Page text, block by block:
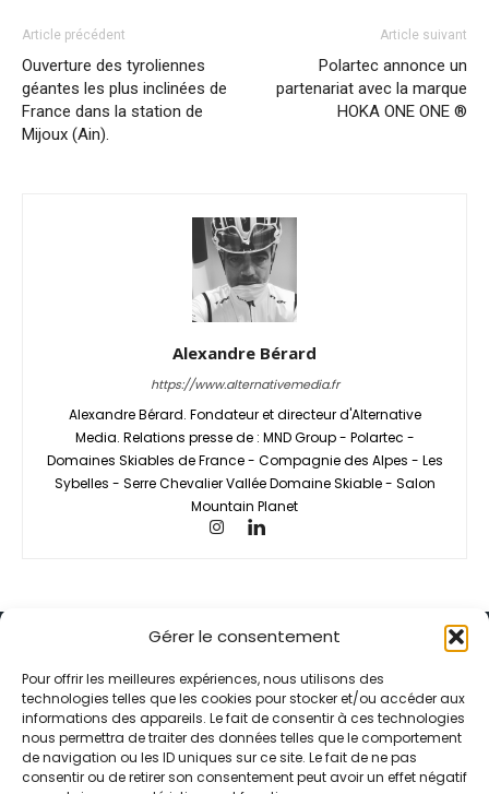
Gérer le consentement
Pour offrir les meilleures expériences, nous utilisons des
technologies telles que les cookies pour stocker et/ou accéder aux
informations des appareils. Le fait de consentir à ces technologies
nous permettra de traiter des données telles que le comportement
de navigation ou les ID uniques sur ce site. Le fait de ne pas
consentir ou de retirer son consentement peut avoir un effet négatif
Article précédent
Ouverture des tyroliennes
géantes les plus inclinées de
France dans la station de
Mijoux (Ain).
Article suivant
Polartec annonce un
partenariat avec la marque
HOKA ONE ONE ®
Alexandre Bérard
https://www.alternativemedia.fr
Alexandre Bérard. Fondateur et directeur d'Alternative
Media. Relations presse de : MND Group - Polartec -
Domaines Skiables de France - Compagnie des Alpes - Les
Sybelles - Serre Chevalier Vallée Domaine Skiable - Salon
Mountain Planet
Alternative Média est une agence de relations presse et de
relations publiques basée à Grenoble. Depuis 1995, elle conçoit et
pilote des stratégies de visibilité en France et à l’international
grâce à un réseau d’agences partenaires.